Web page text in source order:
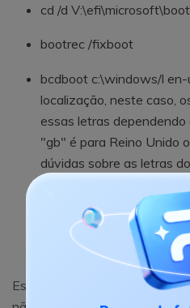
cd /d
bootrec /fixboot
bcdboot c:\windows/l en-
localização, neste caso,
essas letras dependendo
"gb" é para Reino Unido
dúvidas sobre as letras
lista oficial nos códigos
Este processo deve corrigir os